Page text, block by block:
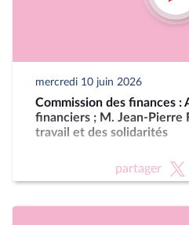
mercredi 10 juin 2026
Commission des finances :
financiers ; M. Jean-Pierre
travail et des solidarités
partager